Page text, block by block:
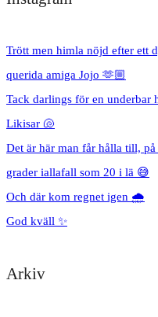
Trött men himla nöjd efter ett
querida amiga Jojo 🫶🏼
Tack darlings för en underbar
Likisar 🐚
Det är här man får hålla till,
grader iallafall som 20 i lä 😅
Och där kom regnet igen 🌧️
God kväll ✨
Arkiv